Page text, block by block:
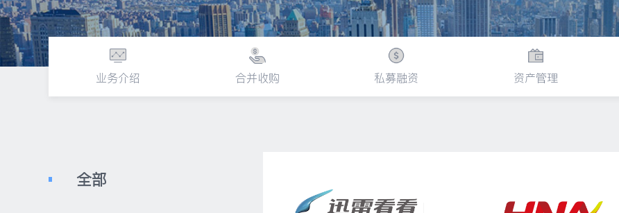
业务介绍 合并收购 私募融资 资产管理
全部